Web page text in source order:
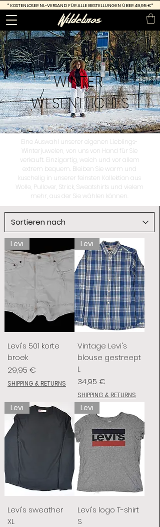
* KOSTENLOSER NL-VERSAND FÜR ALLE BESTELLUNGEN ÜBER 49,95 €*
WINTER
WESENTLICHES
Eine Auswahl unserer eigenen Lieblings-
Winterjuwelen, von uns von Hand für Sie
verkauft. Einzigartig, weich und vor allem
extrem bequem. Bleiben Sie warm und
kuschelig in unserer feinsten Kollektion aus
Wolle, Pullover, Strick, Sweatshirts und vielem
mehr, aus der Sie wählen können.
Levi
Levi's 501 korte
broek
Preis
29,95 €
SHIPPING & RETURNS
Levi
Vintage Levi's
blouse gestreept
L
Preis
34,95 €
SHIPPING & RETURNS
Levi
Levi's sweather
XL
Levi
Levi's logo T-shirt
S